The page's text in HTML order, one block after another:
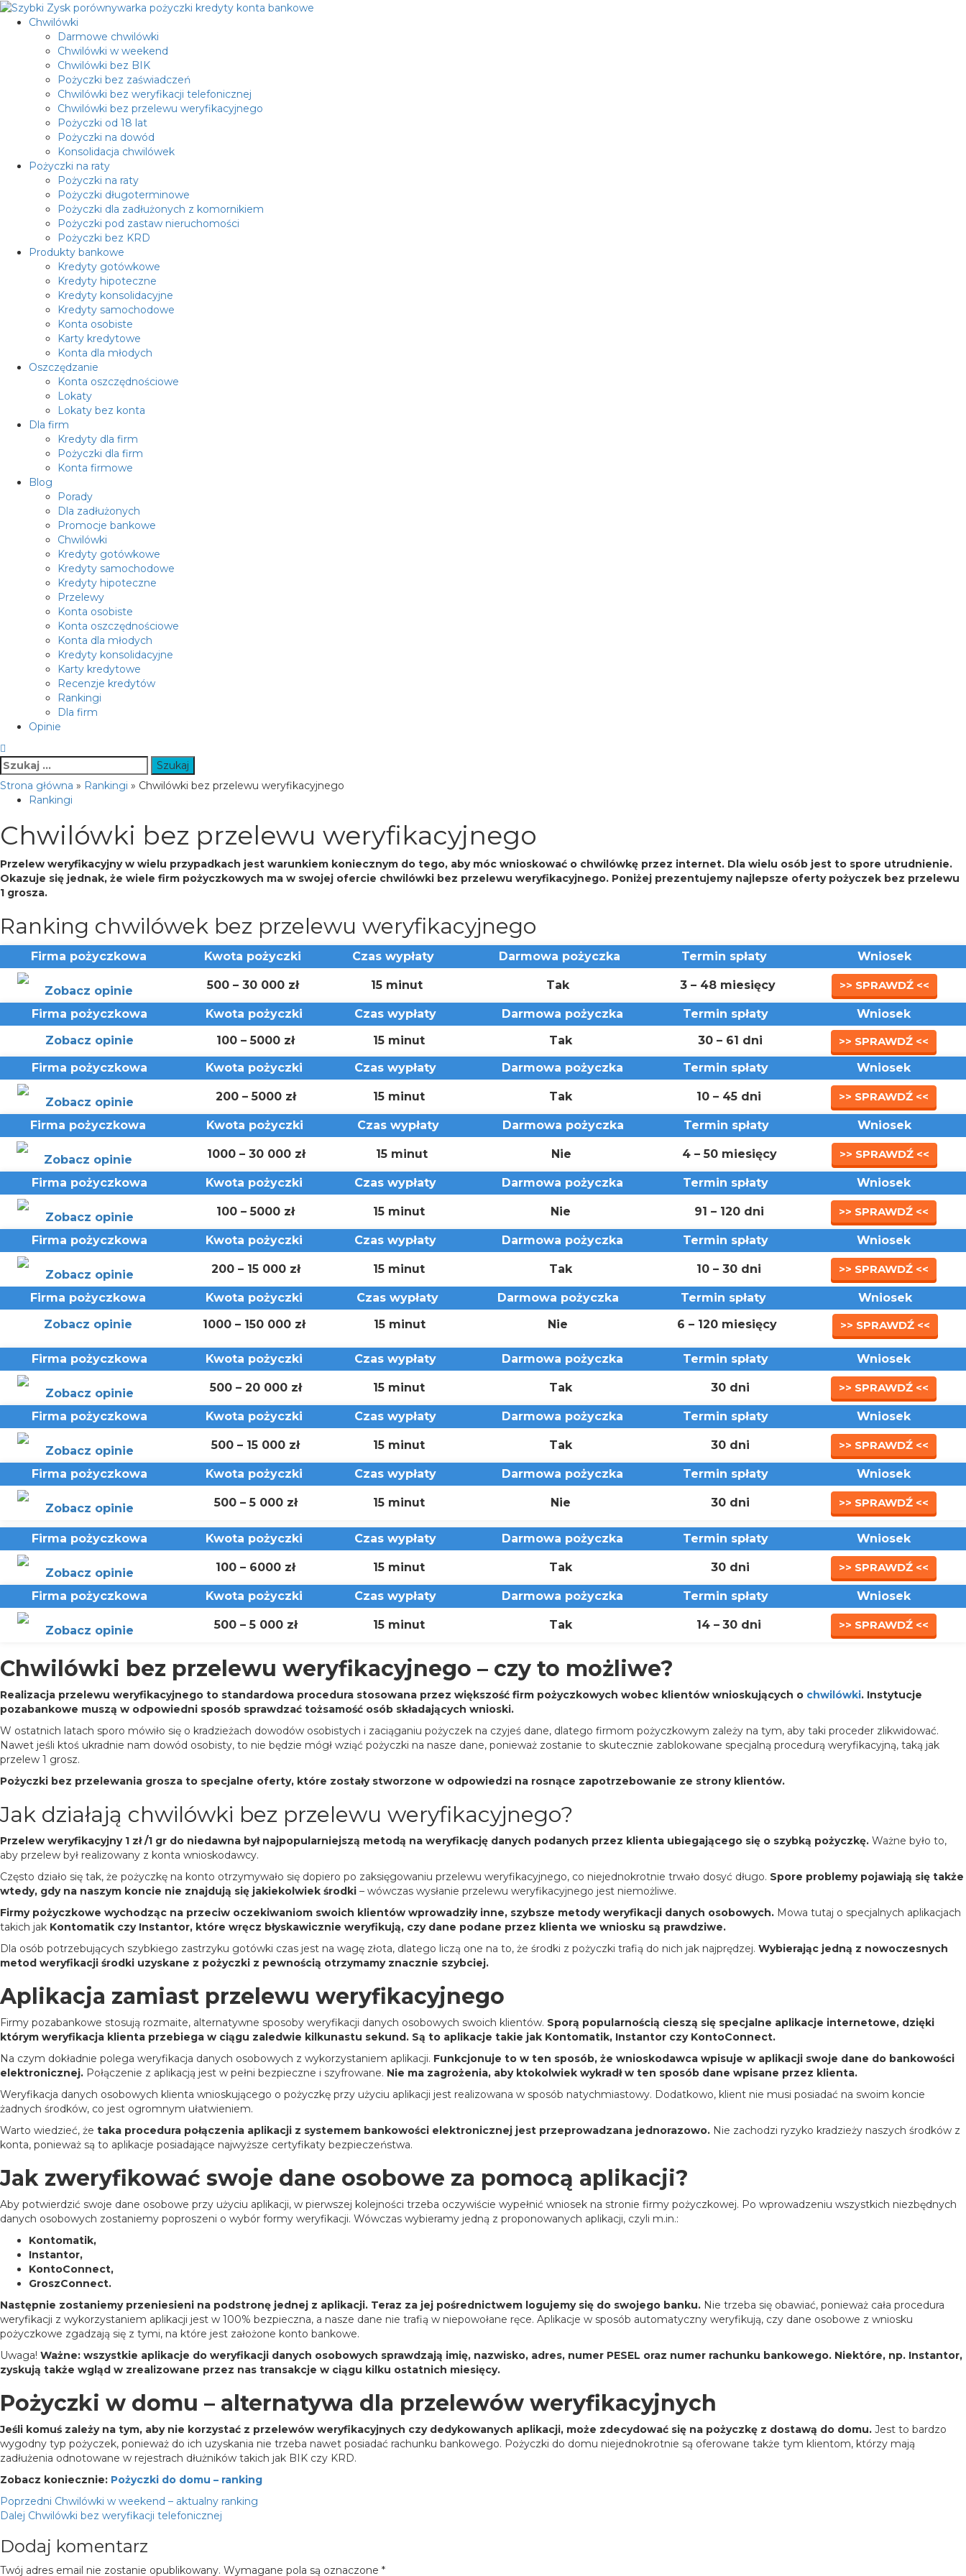
Przejdź
Menu Chwilówki
Darmowe chwilówki
Chwilówki w weekend
Chwilówki bez BIK
Pożyczki bez zaświadczeń
Chwilówki bez weryfikacji telefonicznej
Chwilówki bez przelewu weryfikacyjnego
Pożyczki od 18 lat
Pożyczki na dowód
Konsolidacja chwilówek
Pożyczki na raty
Pożyczki na raty
Pożyczki długoterminowe
Pożyczki dla zadłużonych z komornikiem
Pożyczki pod zastaw nieruchomości
Pożyczki bez KRD
Produkty bankowe
Kredyty gotówkowe
Kredyty hipoteczne
Kredyty konsolidacyjne
Kredyty samochodowe
Konta osobiste
Karty kredytowe
Konta dla młodych
Oszczędzanie
Konta oszczędnościowe
Lokaty
Lokaty bez konta
Dla firm
Kredyty dla firm
Pożyczki dla firm
Konta firmowe
Blog
Porady
Dla zadłużonych
Promocje bankowe
Chwilówki
Kredyty gotówkowe
Kredyty samochodowe
Kredyty hipoteczne
Przelewy
Konta osobiste
Konta oszczędnościowe
Konta dla młodych
Kredyty konsolidacyjne
Karty kredytowe
Recenzje kredytów
Rankingi
Dla firm
Opinie
Szukaj:
Strona główna » Rankingi » Chwilówki bez przelewu weryfikacyjnego
Rankingi
Chwilówki bez przelewu weryfikacyjnego
Przelew weryfikacyjny w wielu przypadkach jest warunkiem koniecznym do tego, aby móc wnioskować o chwilówkę przez internet. Dla wielu osób jest to spore utrudnienie.
Okazuje się jednak, że wiele firm pożyczkowych ma w swojej ofercie chwilówki bez przelewu weryfikacyjnego. Poniżej prezentujemy najlepsze oferty pożyczek bez przelewu
1 grosza.
Ranking chwilówek bez przelewu weryfikacyjnego
Firma pożyczkowa Kwota pożyczki Czas wypłaty Darmowa pożyczka Termin spłaty Wniosek
Zobacz opinie 500 – 30 000 zł 15 minut Tak 3 – 48 miesięcy >> SPRAWDŹ <<
Firma pożyczkowa Kwota pożyczki Czas wypłaty Darmowa pożyczka Termin spłaty
Wniosek
Zobacz opinie
100 – 5000 zł 15 minut Tak 30 – 61 dni
>> SPRAWDŹ <<
Firma pożyczkowa
Kwota pożyczki Czas wypłaty Darmowa pożyczka Termin spłaty Wniosek
Zobacz opinie 200 – 5000 zł 15 minut Tak 10 – 45 dni >> SPRAWDŹ <<
Firma pożyczkowa Kwota pożyczki Czas wypłaty Darmowa pożyczka Termin spłaty Wniosek
Zobacz opinie 1000 – 30 000 zł 15 minut Nie 4 – 50 miesięcy >> SPRAWDŹ <<
Firma pożyczkowa Kwota pożyczki Czas wypłaty Darmowa pożyczka Termin spłaty Wniosek
Zobacz opinie 100 – 5000 zł 15 minut Nie 91 – 120 dni >> SPRAWDŹ <<
Firma pożyczkowa Kwota pożyczki Czas wypłaty Darmowa pożyczka Termin spłaty Wniosek
Zobacz opinie 200 – 15 000 zł 15 minut Tak 10 – 30 dni >> SPRAWDŹ <<
Firma pożyczkowa Kwota pożyczki Czas wypłaty Darmowa pożyczka Termin spłaty
Wniosek
Zobacz opinie
1000 – 150 000 zł 15 minut Nie 6 – 120 miesięcy >> SPRAWDŹ <<
Firma pożyczkowa Kwota pożyczki Czas wypłaty Darmowa pożyczka Termin spłaty Wniosek
Zobacz opinie 500 – 20 000 zł 15 minut Tak 30 dni >> SPRAWDŹ <<
Firma pożyczkowa Kwota pożyczki Czas wypłaty Darmowa pożyczka Termin spłaty Wniosek
Zobacz opinie 500 – 15 000 zł 15 minut Tak 30 dni >> SPRAWDŹ <<
Firma pożyczkowa Kwota pożyczki Czas wypłaty Darmowa pożyczka Termin spłaty Wniosek
Zobacz opinie 500 – 5 000 zł 15 minut Nie 30 dni >> SPRAWDŹ <<
Firma pożyczkowa Kwota pożyczki Czas wypłaty Darmowa pożyczka Termin spłaty Wniosek
Zobacz opinie 100 – 6000 zł 15 minut Tak 30 dni >> SPRAWDŹ <<
Firma pożyczkowa Kwota pożyczki Czas wypłaty Darmowa pożyczka Termin spłaty Wniosek
Zobacz opinie 500 – 5 000 zł 15 minut Tak 14 – 30 dni >> SPRAWDŹ <<
Chwilówki bez przelewu weryfikacyjnego – czy to możliwe?
Realizacja przelewu weryfikacyjnego to standardowa procedura stosowana przez większość firm pożyczkowych wobec klientów wnioskujących o chwilówki. Instytucje
pozabankowe muszą w odpowiedni sposób sprawdzać tożsamość osób składających wnioski.
W ostatnich latach sporo mówiło się o kradzieżach dowodów osobistych i zaciąganiu pożyczek na czyjeś dane, dlatego firmom pożyczkowym zależy na tym, aby taki proceder zlikwidować.
Nawet jeśli ktoś ukradnie nam dowód osobisty, to nie będzie mógł wziąć pożyczki na nasze dane, ponieważ zostanie to skutecznie zablokowane specjalną procedurą weryfikacyjną, taką jak
przelew 1 grosz.
Pożyczki bez przelewania grosza to specjalne oferty, które zostały stworzone w odpowiedzi na rosnące zapotrzebowanie ze strony klientów.
Jak działają chwilówki bez przelewu weryfikacyjnego?
Przelew weryfikacyjny 1 zł /1 gr do niedawna był najpopularniejszą metodą na weryfikację danych podanych przez klienta ubiegającego się o szybką pożyczkę. Ważne było to,
aby przelew był realizowany z konta wnioskodawcy.
Często działo się tak, że pożyczkę na konto otrzymywało się dopiero po zaksięgowaniu przelewu weryfikacyjnego, co niejednokrotnie trwało dosyć długo. Spore problemy pojawiają się także
wtedy, gdy na naszym koncie nie znajdują się jakiekolwiek środki – wówczas wysłanie przelewu weryfikacyjnego jest niemożliwe.
Firmy pożyczkowe wychodząc na przeciw oczekiwaniom swoich klientów wprowadziły inne, szybsze metody weryfikacji danych osobowych. Mowa tutaj o specjalnych aplikacjach
takich jak Kontomatik czy Instantor, które wręcz błyskawicznie weryfikują, czy dane podane przez klienta we wniosku są prawdziwe.
Dla osób potrzebujących szybkiego zastrzyku gotówki czas jest na wagę złota, dlatego liczą one na to, że środki z pożyczki trafią do nich jak najprędzej. Wybierając jedną z nowoczesnych
metod weryfikacji środki uzyskane z pożyczki z pewnością otrzymamy znacznie szybciej.
Aplikacja zamiast przelewu weryfikacyjnego
Firmy pozabankowe stosują rozmaite, alternatywne sposoby weryfikacji danych osobowych swoich klientów. Sporą popularnością cieszą się specjalne aplikacje internetowe, dzięki
którym weryfikacja klienta przebiega w ciągu zaledwie kilkunastu sekund. Są to aplikacje takie jak Kontomatik, Instantor czy KontoConnect.
Na czym dokładnie polega weryfikacja danych osobowych z wykorzystaniem aplikacji. Funkcjonuje to w ten sposób, że wnioskodawca wpisuje w aplikacji swoje dane do bankowości
elektronicznej. Połączenie z aplikacją jest w pełni bezpieczne i szyfrowane. Nie ma zagrożenia, aby ktokolwiek wykradł w ten sposób dane wpisane przez klienta.
Weryfikacja danych osobowych klienta wnioskującego o pożyczkę przy użyciu aplikacji jest realizowana w sposób natychmiastowy. Dodatkowo, klient nie musi posiadać na swoim koncie
żadnych środków, co jest ogromnym ułatwieniem.
Warto wiedzieć, że taka procedura połączenia aplikacji z systemem bankowości elektronicznej jest przeprowadzana jednorazowo. Nie zachodzi ryzyko kradzieży naszych środków z
konta, ponieważ są to aplikacje posiadające najwyższe certyfikaty bezpieczeństwa.
Jak zweryfikować swoje dane osobowe za pomocą aplikacji?
Aby potwierdzić swoje dane osobowe przy użyciu aplikacji, w pierwszej kolejności trzeba oczywiście wypełnić wniosek na stronie firmy pożyczkowej. Po wprowadzeniu wszystkich niezbędnych
danych osobowych zostaniemy poproszeni o wybór formy weryfikacji. Wówczas wybieramy jedną z proponowanych aplikacji, czyli m.in.:
Kontomatik,
Instantor,
KontoConnect,
GroszConnect.
Następnie zostaniemy przeniesieni na podstronę jednej z aplikacji. Teraz za jej pośrednictwem logujemy się do swojego banku. Nie trzeba się obawiać, ponieważ cała procedura
weryfikacji z wykorzystaniem aplikacji jest w 100% bezpieczna, a nasze dane nie trafią w niepowołane ręce. Aplikacje w sposób automatyczny weryfikują, czy dane osobowe z wniosku
pożyczkowe zgadzają się z tymi, na które jest założone konto bankowe.
Uwaga! Ważne: wszystkie aplikacje do weryfikacji danych osobowych sprawdzają imię, nazwisko, adres, numer PESEL oraz numer rachunku bankowego. Niektóre, np. Instantor,
zyskują także wgląd w zrealizowane przez nas transakcje w ciągu kilku ostatnich miesięcy.
Pożyczki w domu – alternatywa dla przelewów weryfikacyjnych
Jeśli komuś zależy na tym, aby nie korzystać z przelewów weryfikacyjnych czy dedykowanych aplikacji, może zdecydować się na pożyczkę z dostawą do domu. Jest to bardzo
wygodny typ pożyczek, ponieważ do ich uzyskania nie trzeba nawet posiadać rachunku bankowego. Pożyczki do domu niejednokrotnie są oferowane także tym klientom, którzy mają
zadłużenia odnotowane w rejestrach dłużników takich jak BIK czy KRD.
Zobacz koniecznie: Pożyczki do domu – ranking
Nawigacja
wpisu
Poprzedni Chwilówki w weekend – aktualny ranking
Dalej Chwilówki bez weryfikacji telefonicznej
Dodaj komentarz
Twój adres email nie zostanie opublikowany. Wymagane pola są oznaczone *